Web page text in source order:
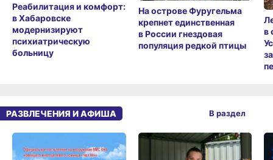
Реабилитация и комфорт:
в Хабаровске
модернизируют
психиатрическую
больницу
На острове Фуругельма
крепнет единственная
в России гнездовая
популяция редкой птицы
в
РАЗВЛЕЧЕНИЯ И АФИША В раздел